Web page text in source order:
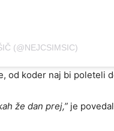
(@NEJCSIMSIC)
od koder naj bi poleteli
že dan prej,” je